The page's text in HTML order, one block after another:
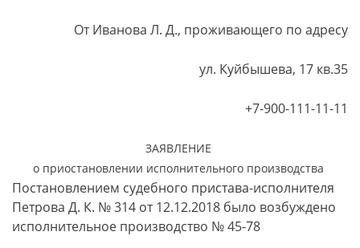
От Иванова Л. Д., проживающего по адресу
ул. Куйбышева, 17 кв.35
+7-900-111-11-11
ЗАЯВЛЕНИЕ
о приостановлении исполнительного производства
Постановлением судебного пристава-исполнителя
Петрова Д. К. № 314 от 12.12.2018 было возбуждено
исполнительное производство № 45-78